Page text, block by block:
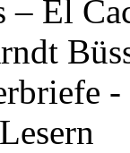
– El